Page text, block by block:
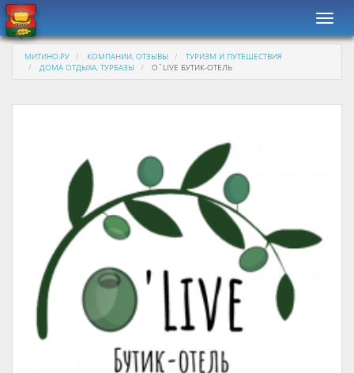
МИТИНО.РУ КОМПАНИИ, ОТЗЫВЫ
ТУРИЗМ И ПУТЕШЕСТВИЯ
ДОМА ОТДЫХА, ТУРБАЗЫ
O`LIVE БУТИК-ОТЕЛЬ